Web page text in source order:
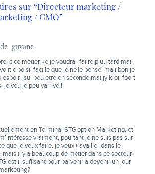
sur “Directeur marketing /
/ CMO”
c ce metier ke je voudraii faiire pluu tard maii
c po sii faciile que je ne le pensé, maii bon je
espoir. jsui peu etre en seconde mai jy kroii foort
je veu je peu yarrivé!!!
en Terminal STG option Marketing, et
vraiment, pourtant je ne suis pas sur
que je veux faire, je veux travailler dans le
mais il y a beaucoup de métier dans ce secteur.
est il suffisant pour parvenir a devenir un jour